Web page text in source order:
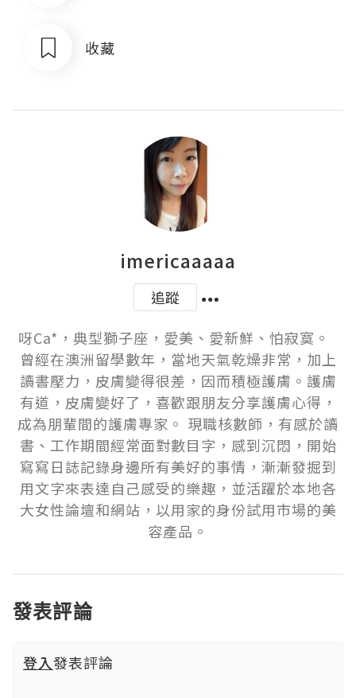
收藏
imericaaaaa
追蹤
呀Ca*，典型獅子座，愛美、愛新鮮、怕寂寞。
曾經在澳洲留學數年，當地天氣乾燥非常，加上
讀書壓力，皮膚變得很差，因而積極護膚。護膚
有道，皮膚變好了，喜歡跟朋友分享護膚心得，
成為朋輩間的護膚專家。 現職核數師，有感於讀
書、工作期間經常面對數目字，感到沉悶，開始
寫寫日誌記錄身邊所有美好的事情，漸漸發掘到
用文字來表達自己感受的樂趣，並活躍於本地各
大女性論壇和網站，以用家的身份試用市場的美
容產品。
發表評論
登入發表評論